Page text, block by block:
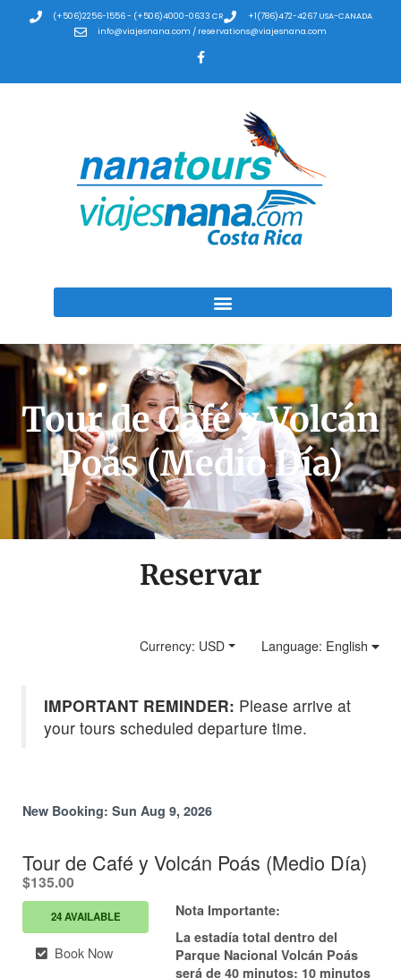
(+506)2256-1556 - (+506)4000-0633 CR
+1(786)472-4267 USA-CANADA
info@viajesnana.com / reservations@viajesnana.com
Tour de Café y Volcán
Poás (Medio Día)
Reservar